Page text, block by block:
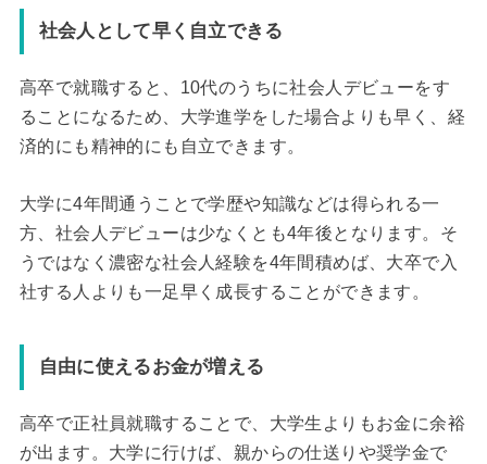
社会人として早く自立できる
高卒で就職すると、10代のうちに社会人デビューをす
ることになるため、大学進学をした場合よりも早く、経
済的にも精神的にも自立できます。
大学に4年間通うことで学歴や知識などは得られる一
方、社会人デビューは少なくとも4年後となります。そ
うではなく濃密な社会人経験を4年間積めば、大卒で入
社する人よりも一足早く成長することができます。
自由に使えるお金が増える
高卒で正社員就職することで、大学生よりもお金に余裕
が出ます。大学に行けば、親からの仕送りや奨学金で